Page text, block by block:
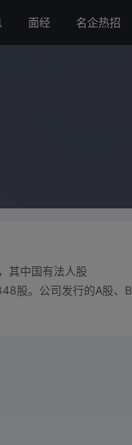
面经 名企热招
其中国有法人股
股。公司发行的A股、B